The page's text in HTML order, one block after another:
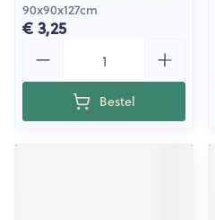
90x90x127cm
€ 3,25
Bestel